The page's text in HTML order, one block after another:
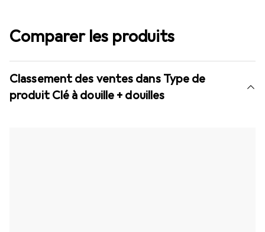
Comparer les produits
Classement des ventes dans Type de
produit Clé à douille + douilles